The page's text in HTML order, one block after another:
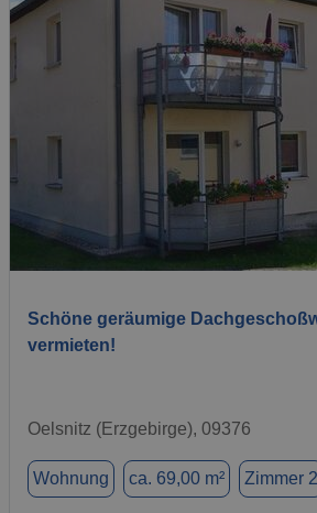
Schöne geräumige
vermieten!
Oelsnitz (Erzgebirge), 09376
Wohnung ca. 69,00 m² Zimmer 2